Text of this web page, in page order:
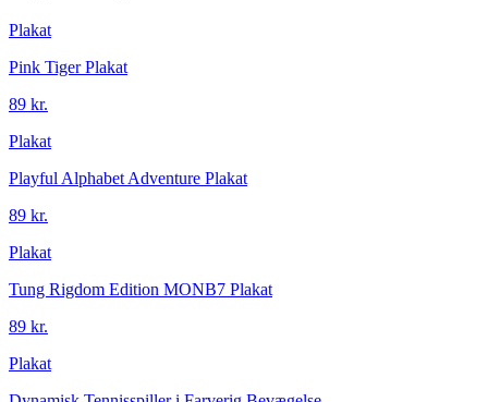
Plakat
Pink Tiger Plakat
89 kr.
Plakat
Playful Alphabet Adventure Plakat
89 kr.
Plakat
Tung Rigdom Edition MONB7 Plakat
89 kr.
Plakat